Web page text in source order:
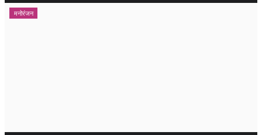
मनोरंजन